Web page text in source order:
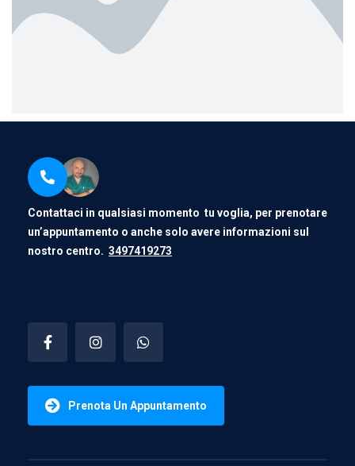
Contattaci in qualsiasi momento tu voglia, per prenotare
un’appuntamento o anche solo avere informazioni sul
nostro centro. 3497419273
Prenota Un Appuntamento